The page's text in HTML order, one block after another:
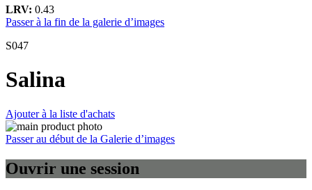
LRV: 0.43
Passer à la fin de la galerie d’images
S047
Salina
Ajouter à la liste d'achats
Passer au début de la Galerie d’images
Ouvrir une session